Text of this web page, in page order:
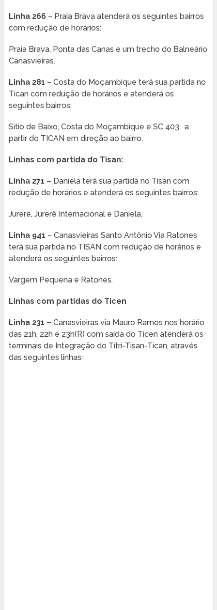
Linha 266– Praia Brava atenderá os seguintes bairros
com redução de horários:
Praia Brava, Ponta das Canas e um trecho do Balneário
Canasvieiras.
Linha 281 – Costa do Moçambique terá sua partida no
Tican com redução de horários e atenderá os
seguintes bairros:
Sitio de Baixo, Costa do Moçambique e SC 403, a
partir do TICAN em direção ao bairro.
Linhas com partida do Tisan:
Linha 271 – Daniela terá sua partida no Tisan com
redução de horários e atenderá os seguintes bairros:
Jurerê, Jurerê Internacional e Daniela.
Linha 941 – Canasvieiras Santo Antônio Via Ratones
terá sua partida no TISAN com redução de horários e
atenderá os seguintes bairros:
Vargem Pequena e Ratones.
Linhas com partidas do Ticen
Linha 231 – Canasvieiras via Mauro Ramos nos horário
das 21h, 22h e 23h(R) com saída do Ticen atenderá os
terminais de Integração do Titri-Tisan-Tican, através
das seguintes linhas: